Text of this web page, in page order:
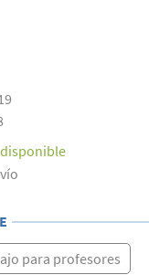
para profesores